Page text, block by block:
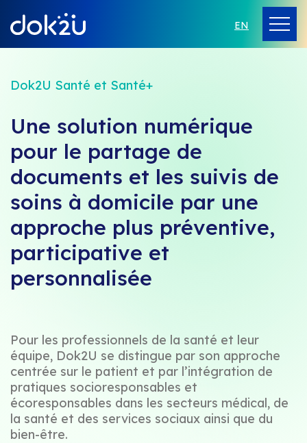
EN
Dok2U Santé et Santé+
Une solution numérique
pour le partage de
documents et les suivis de
soins à domicile par une
approche plus préventive,
participative et
personnalisée
Pour les professionnels de la santé et leur
équipe, Dok2U se distingue par son approche
centrée sur le patient et par l’intégration de
pratiques socioresponsables et
écoresponsables dans les secteurs médical, de
la santé et des services sociaux ainsi que du
bien-être.